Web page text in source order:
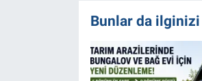
Bunlar da